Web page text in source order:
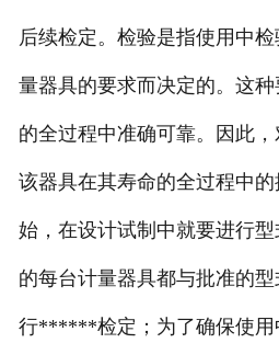
后续检定。检验是指使用中
量器具的要求而决定的。这
的全过程中准确可靠。因此
该器具在其寿命的全过程中
始，在设计试制中就要进行
的每台计量器具都与批准的
行******检定；为了确保使用